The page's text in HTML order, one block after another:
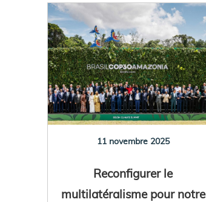
11 novembre 2025
Reconfigurer le
multilatéralisme pour notre